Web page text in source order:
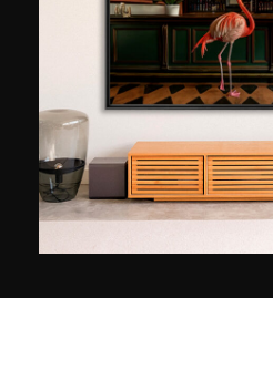
dat hem de Robert Capa
Vanaf dat moment krijgt
zeldzame emotionele
presidenten, culturele
momenten fotografeert.
eerste kind in 2008
leven: hij verliet de
intimiteit van zijn gezin te